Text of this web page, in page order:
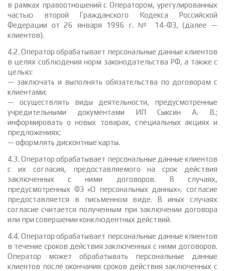
в рамках правоотношений с Оператором, урегулированных
частью второй Гражданского Кодекса Российской
Федерации от 26 января 1996 г. № 14-ФЗ, (далее —
клиентов).
4.2. Оператор обрабатывает персональные данные клиентов
в целях соблюдения норм законодательства РФ, а также с
целью:
— заключать и выполнять обязательства по договорам с
клиентами;
— осуществлять виды деятельности, предусмотренные
учредительными документами ИП Сыксин А. В.;
информировать о новых товарах, специальных акциях и
предложениях;
— оформлять дисконтные карты.
4.3. Оператор обрабатывает персональные данные клиентов
с их согласия, предоставляемого на срок действия
заключенных с ними договоров. В случаях,
предусмотренных ФЗ «О персональных данных», согласие
предоставляется в письменном виде. В иных случаях
согласие считается полученным при заключении договора
или при совершении конклюдентных действий.
4.4. Оператор обрабатывает персональные данные клиентов
в течение сроков действия заключенных с ними договоров.
Оператор может обрабатывать персональные данные
клиентов после окончания сроков действия заключенных с